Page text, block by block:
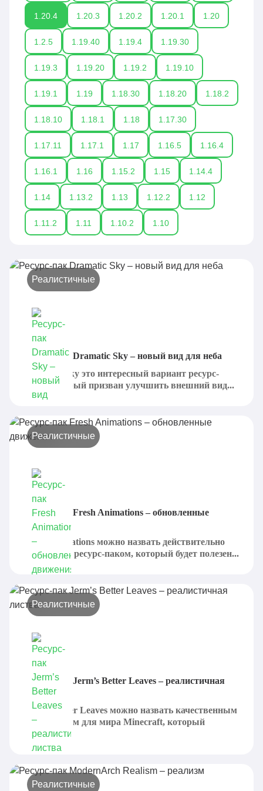
обновления – наша команда следит за этим,
чтобы Вы получали самые актуальные версии
текстур для Вашей версии игры!
1.20.4 1.20.3 1.20.2 1.20.1 1.20
1.2.5 1.19.40 1.19.4 1.19.30
1.19.3 1.19.20 1.19.2 1.19.10
1.19.1 1.19 1.18.30 1.18.20 1.18.2
1.18.10 1.18.1 1.18 1.17.30
1.17.11 1.17.1 1.17 1.16.5 1.16.4
1.16.1 1.16 1.15.2 1.15 1.14.4
1.14 1.13.2 1.13 1.12.2 1.12
1.11.2 1.11 1.10.2 1.10
Реалистичные
Ресурс-пак Dramatic Sky – новый вид для неба
Dramatic Sky это интересный вариант ресурс-
пака, который призван улучшить внешний вид...
Реалистичные
Ресурс-пак Fresh Animations – обновленные
движения
Fresh Animations можно назвать действительно
достойным ресурс-паком, который будет полезен...
Реалистичные
Ресурс-пак Jerm’s Better Leaves – реалистичная
листва
Jerm’s Better Leaves можно назвать качественным
дополнением для мира Minecraft, который
может...
Реалистичные